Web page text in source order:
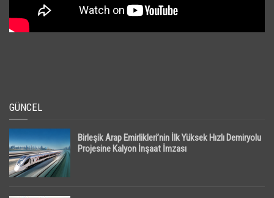
GÜNCEL
Birleşik Arap Emirlikleri’nin İlk Yüksek Hızlı Demiryolu
Projesine Kalyon İnşaat İmzası